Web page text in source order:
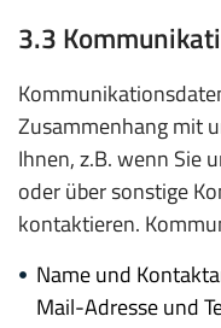
3.3
Zusammenhang mit
Ihnen, z.B. wenn Sie
oder über sonstige
kontaktieren.
Name und
Mail-Adresse und